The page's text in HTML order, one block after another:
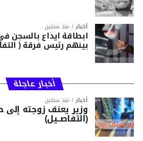
أخبار منذ سنتين
بينهم رئيس فرقة (
أخبار عاجلة
أخبار منذ سنتين
وزير يعنف زوجته
(التفاصــيل)